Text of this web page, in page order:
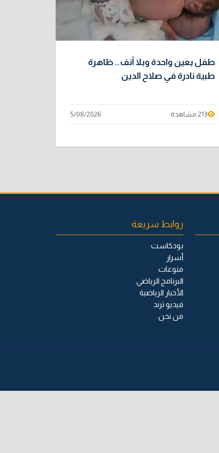
طفل بعين واحدة وبلا أنف.. ظاهرة
طبية نادرة في صلاح الدين
213 مشاهدة 5/08/2026
روابط سريعة
بودكاست
أسرار
منوعات
البرنامج الرياضي
الأخبار الرياضية
فيديو ترند
من نحن